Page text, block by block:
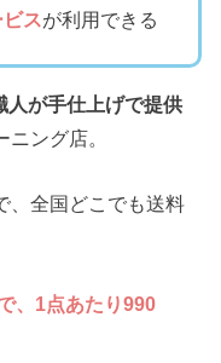
スが利用できる
人が手仕上げで提供
ング店。
、全国どこでも送料
、1点あたり990